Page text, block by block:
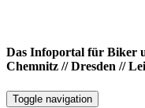
Das Infoportal für Biker
Chemnitz // Dresden //
Toggle navigation